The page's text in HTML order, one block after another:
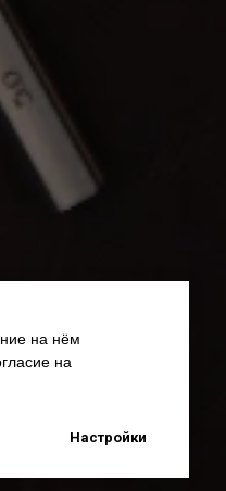
на нём
на
Настройки